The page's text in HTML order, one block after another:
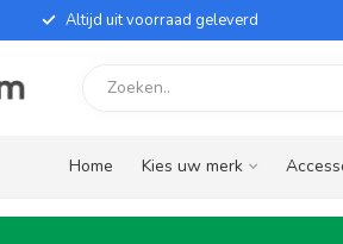
Altijd uit voorraad geleverd
Home Kies uw merk